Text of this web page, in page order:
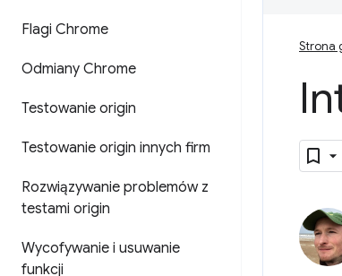
Flagi Chrome
Odmiany Chrome
Testowanie origin
Testowanie origin innych firm
Rozwiązywanie problemów z
testami origin
Wycofywanie i usuwanie
funkcji
Strona